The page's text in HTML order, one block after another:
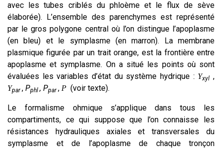
avec les tubes criblés du phloème et le flux de sève
élaborée). L’ensemble des parenchymes est représenté
par le gros polygone central où l’on distingue l’apoplasme
(en bleu) et le symplasme (en marron). La membrane
plasmique figurée par un trait orange, est la frontière entre
apoplasme et symplasme. On a situé les points où sont
évaluées les variables d’état du système hydrique : Yxyl ,
Ypar, Pphl, Ppar, P (voir texte).
Le formalisme ohmique s’applique dans tous les
compartiments, ce qui suppose que l’on connaisse les
résistances hydrauliques axiales et transversales du
symplasme et de l’apoplasme de chaque tronçon